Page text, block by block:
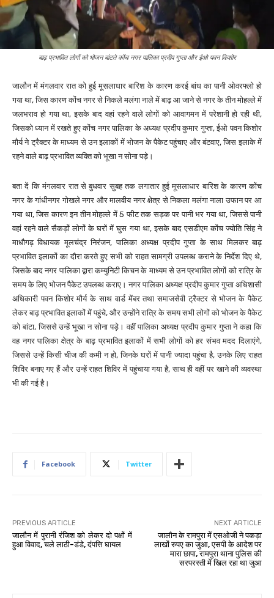
बाढ़ प्रभावित लोगों को भोजन बांटते कोंच नगर पालिका प्रदीप गुप्ता और ईओ पवन किशोर
जालौन में मंगलवार रात को हुई मूसलाधार बारिश के कारण करई बांध का पानी ओवरफ्लो हो
गया था, जिस कारण कोंच नगर से निकले मलंगा नाले में बाढ़ आ जाने से नगर के तीन मोहल्ले में
जलभराव हो गया था, इसके बाद वहां रहने वाले लोगों को आवागमन में परेशानी हो रही थी,
जिसको ध्यान में रखते हुए कोंच नगर पालिका के अध्यक्ष प्रदीप कुमार गुप्ता, ईओ पवन किशोर
मौर्य ने ट्रैक्टर के माध्यम से उन इलाकों में भोजन के पैकेट पहुंचाए और बंटवाए, जिस इलाके में
रहने वाले बाढ़ प्रभावित व्यक्ति को भूखा न सोना पड़े।
बता दें कि मंगलवार रात से बुधवार सुबह तक लगातार हुई मूसलाधार बारिश के कारण कोंच
नगर के गांधीनगर गोखले नगर और मालवीय नगर क्षेत्र से निकला मलंगा नाला उफान पर आ
गया था, जिस कारण इन तीन मोहल्ले में 5 फीट तक सड़क पर पानी भर गया था, जिससे पानी
वहां रहने वाले सैकड़ों लोगों के घरों में घुस गया था, इसके बाद एसडीएम कोंच ज्योति सिंह ने
माधौगढ़ विधायक मूलचंद्र निरंजन, पालिका अध्यक्ष प्रदीप गुप्ता के साथ मिलकर बाढ़
प्रभावित इलाकों का दौरा करते हुए सभी को राहत सामग्री उपलब्ध कराने के निर्देश दिए थे,
जिसके बाद नगर पालिका द्वारा कम्युनिटी किचन के माध्यम से उन प्रभावित लोगों को रात्रि के
समय के लिए भोजन पैकेट उपलब्ध कराए। नगर पालिका अध्यक्ष प्रदीप कुमार गुप्ता अधिशासी
अधिकारी पवन किशोर मौर्य के साथ वार्ड मेंबर तथा समाजसेवी ट्रैक्टर से भोजन के पैकेट
लेकर बाढ़ प्रभावित इलाकों में पहुंचे, और उन्होंने रात्रि के समय सभी लोगों को भोजन के पैकेट
को बांटा, जिससे उन्हें भूखा न सोना पड़े। वहीं पालिका अध्यक्ष प्रदीप कुमार गुप्ता ने कहा कि
वह नगर पालिका क्षेत्र के बाढ़ प्रभावित इलाकों में सभी लोगों को हर संभव मदद दिलाएंगे,
जिससे उन्हें किसी चीज की कमी न हो, जिनके घरों में पानी ज्यादा पहुंचा है, उनके लिए राहत
शिविर बनाए गए हैं और उन्हें राहत शिविर में पहुंचाया गया है, साथ ही वहीं पर खाने की व्यवस्था
भी की गई है।
Facebook Twitter
PREVIOUS ARTICLE
जालौन में पुरानी रंजिश को लेकर दो पक्षों में
हुआ विवाद, चले लाठी-डंडे, दंपत्ति घायल
NEXT ARTICLE
जालौन के रामपुरा में एसओजी ने पकड़ा
लाखों रुपए का जुआ, एसपी के आदेश पर
मारा छापा, रामपुरा थाना पुलिस की
सरपरस्ती में खिल रहा था जुआ